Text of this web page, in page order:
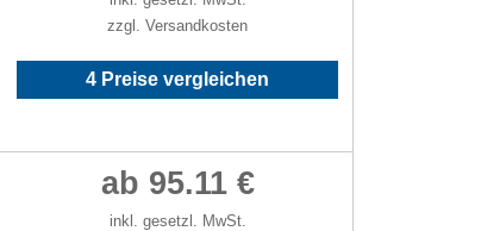
zzgl. Versandkosten
4 Preise vergleichen
ab 95.11 €
inkl. gesetzl. MwSt.